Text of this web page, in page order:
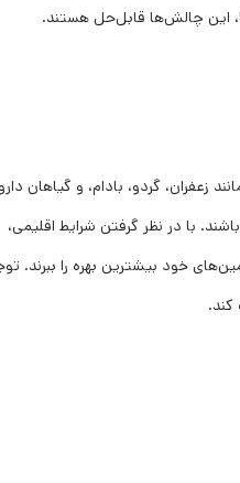
این چالش‌ها قابل‌حل هستند.
گردو، بادام، و گیاهان
با در نظر گرفتن شرایط اقلیمی،
خود بیشترین بهره را ببرند.